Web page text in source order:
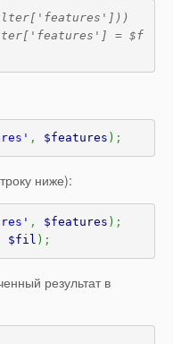
, $features ) ;
ниже):
, $features ) ;
$fil ) ;
результат в